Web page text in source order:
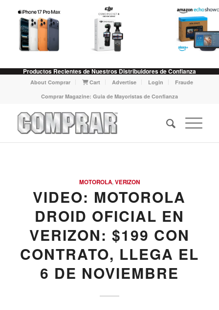
Productos Recientes de Nuestros Distribuidores de Confianza
About Comprar Cart Advertise Login
Fraude
Comprar Magazine: Guia de Mayoristas de Confianza
MOTOROLA,VERIZON
VIDEO: MOTOROLA
DROID OFICIAL EN
VERIZON: $199 CON
CONTRATO, LLEGA EL
6 DE NOVIEMBRE